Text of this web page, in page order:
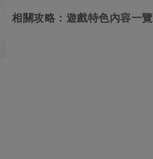
相關攻略：遊戲特色內容一覽